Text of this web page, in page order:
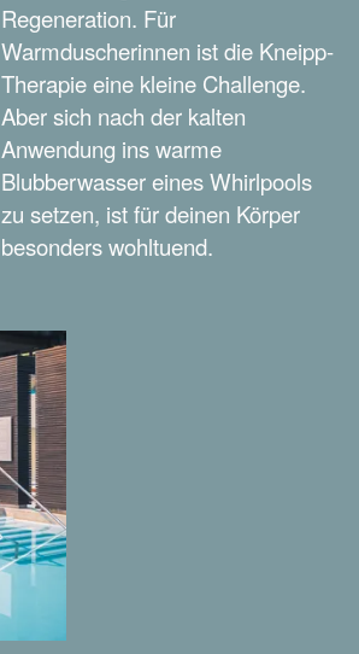
Regeneration. Für
Warmduscherinnen ist die Kneipp-
Therapie eine kleine Challenge.
Aber sich nach der kalten
Anwendung ins warme
Blubberwasser eines Whirlpools
zu setzen, ist für deinen Körper
besonders wohltuend.